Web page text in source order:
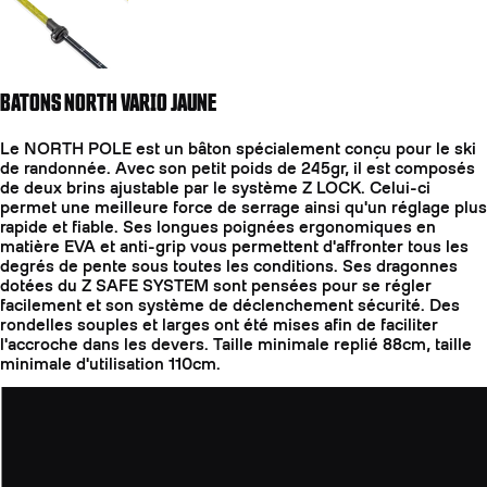
BATONS NORTH VARIO JAUNE
Le NORTH POLE est un bâton spécialement conçu pour le ski
de randonnée. Avec son petit poids de 245gr, il est composés
de deux brins ajustable par le système Z LOCK. Celui-ci
permet une meilleure force de serrage ainsi qu'un réglage plus
rapide et fiable. Ses longues poignées ergonomiques en
matière EVA et anti-grip vous permettent d'affronter tous les
degrés de pente sous toutes les conditions. Ses dragonnes
dotées du Z SAFE SYSTEM sont pensées pour se régler
facilement et son système de déclenchement sécurité. Des
rondelles souples et larges ont été mises afin de faciliter
l'accroche dans les devers. Taille minimale replié 88cm, taille
minimale d'utilisation 110cm.